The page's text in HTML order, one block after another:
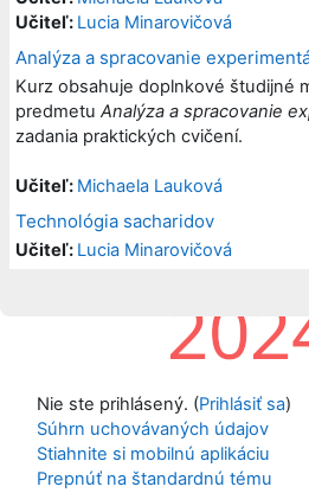
Učiteľ: Lucia Minarovičová
Analýza a spracovanie
Kurz obsahuje doplnkové študijné
predmetu Analýza a spracovanie
zadania praktických cvičení.
Učiteľ: Michaela Lauková
Technológia sacharidov
Učiteľ: Lucia Minarovičová
Nie ste prihlásený. (Prihlásiť sa)
Súhrn uchovávaných údajov
Stiahnite si mobilnú aplikáciu
Prepnúť na štandardnú tému